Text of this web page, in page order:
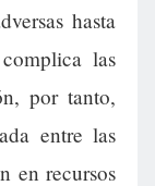
hasta
las
por tanto,
entre las
en recursos